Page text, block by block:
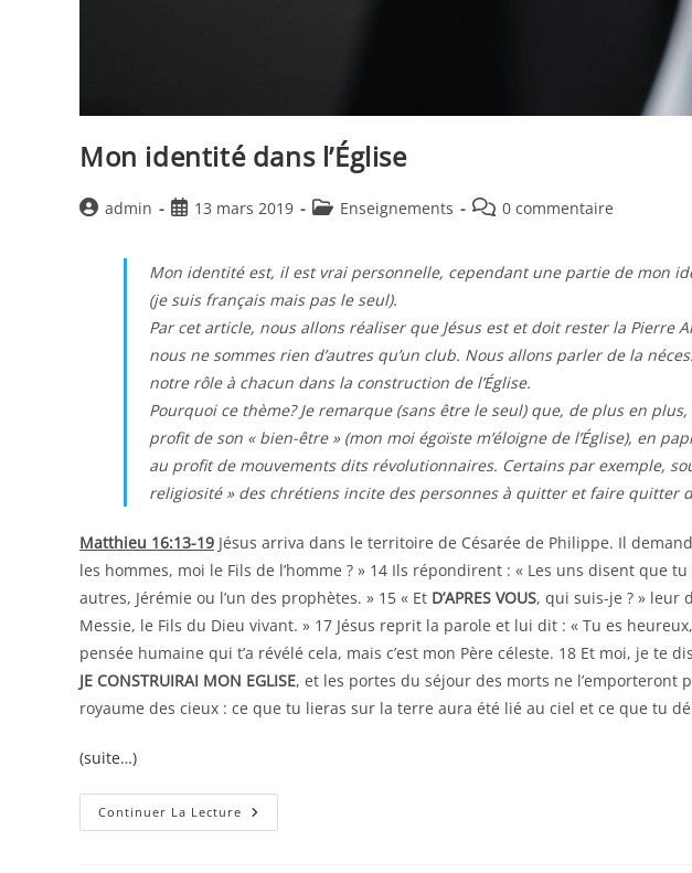
Mon identité dans l’Église
Auteur/autrice
publication :
admin
Publication
13 mars 2019
PostEnseignements
Commentaires
publication :
0 commentaire
Mon identité est, il est vrai personnelle, cependant une partie de mon
(je suis français mais pas le seul).
Par cet article, nous allons réaliser que Jésus est et doit rester la Pierre
nous ne sommes rien d’autres qu’un club. Nous allons parler de la
notre rôle à chacun dans la construction de l’Église.
Pourquoi ce thème? Je remarque (sans être le seul) que, de plus en
profit de son « bien-être » (mon moi égoïste m’éloigne de l’Église), en
au profit de mouvements dits révolutionnaires. Certains par exemple,
religiosité » des chrétiens incite des personnes à quitter et faire quitter
Matthieu 16:13-19 Jésus arriva dans le territoire de Césarée de Philippe. Il
les hommes, moi le Fils de l’homme ? » 14 Ils répondirent : « Les uns disent que
autres, Jérémie ou l’un des prophètes. » 15 « Et D’APRES VOUS, qui suis-je ? » leur
Messie, le Fils du Dieu vivant. » 17 Jésus reprit la parole et lui dit : « Tu es
pensée humaine qui t’a révélé cela, mais c’est mon Père céleste. 18 Et moi, je te
JE CONSTRUIRAI MON EGLISE, et les portes du séjour des morts ne l’emporteront
royaume des cieux : ce que tu lieras sur la terre aura été lié au ciel et ce que tu
(suite…)
Continuer La Lecture Mon
Identité